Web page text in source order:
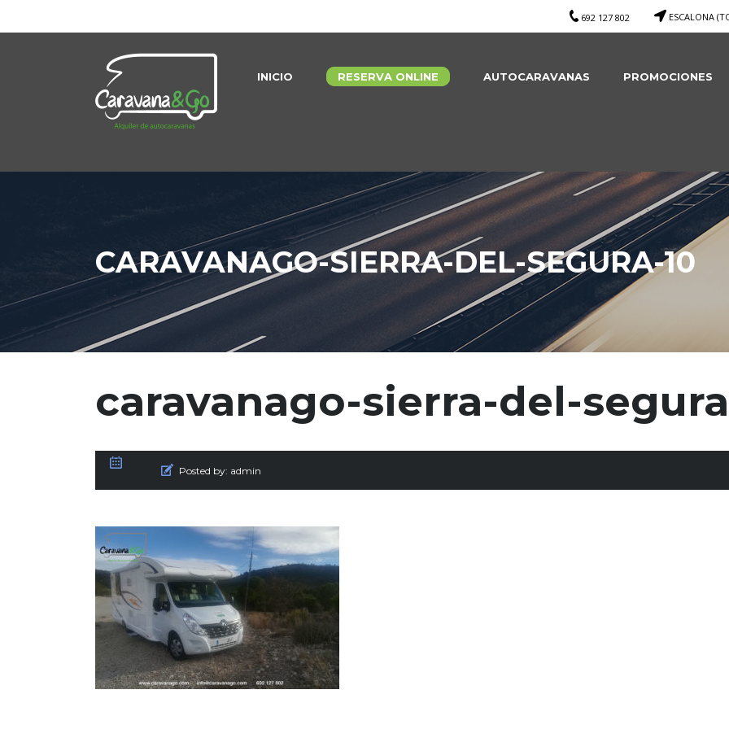
ESCALONA
692 127 802
INICIO RESERVA ONLINE AUTOCARAVANAS PROMOCIONES
CARAVANAGO-SIERRA-DEL-SEGURA-10
caravanago-sierra-del-
Posted by: admin